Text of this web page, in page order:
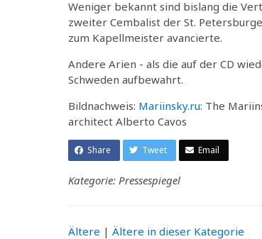
Weniger bekannt sind bislang die
zweiter Cembalist der St.
zum Kapellmeister avancierte.
Andere Arien - als die auf der CD
Schweden aufbewahrt.
Bildnachweis: Mariinsky.ru: The
architect Alberto Cavos
Share Tweet Email
Kategorie: Pressespiegel
Ältere | Ältere in dieser Kategorie